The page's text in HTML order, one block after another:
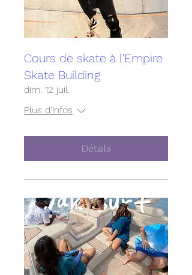
Cours de skate à l'Empire
Skate Building
dim. 12 juil.
Plus d'infos
Détails